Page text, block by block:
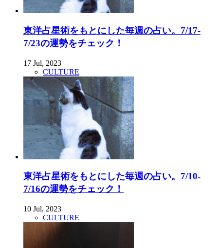
東洋占星術をもとにした毎週の占い。7/17-
7/23の運勢をチェック！
17 Jul, 2023
CULTURE
東洋占星術をもとにした毎週の占い。7/10-
7/16の運勢をチェック！
10 Jul, 2023
CULTURE